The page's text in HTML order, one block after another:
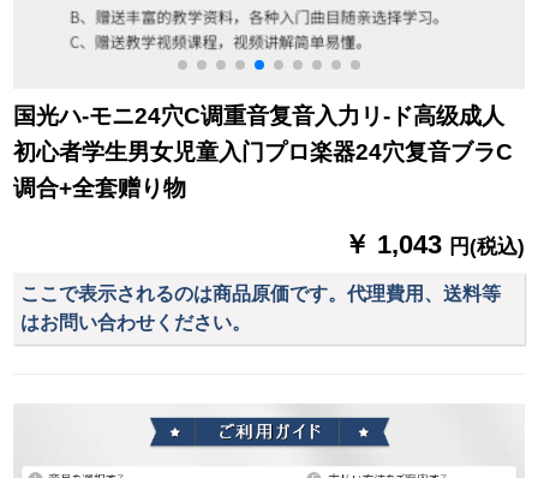
国光ハ-モニ24穴C调重音复音入力リ-ド高级成人
初心者学生男女児童入门プロ楽器24穴复音ブラC
调合+全套赠り物
￥ 1,043 円(税込)
ここで表示されるのは商品原価です。代理費用、送料等
はお問い合わせください。